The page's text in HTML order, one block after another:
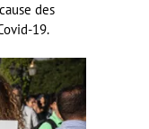
des
19.